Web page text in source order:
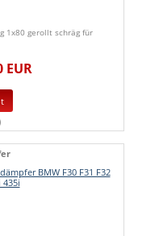
1x80 gerollt schräg für
EUR